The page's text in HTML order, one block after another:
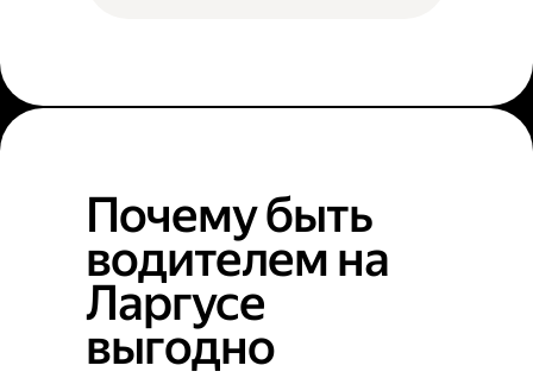
Почему быть
водителем на
Ларгусе
выгодно